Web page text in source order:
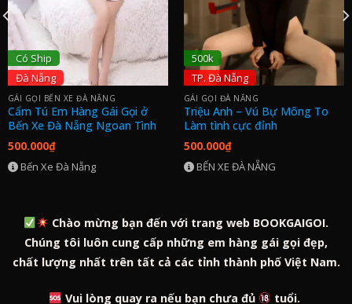
Có Ship
Đà Nẵng
GÁI GỌI BẾN XE ĐÀ NẴNG
Cẩm Tú Em Hàng Gái Gọi ở
Bến Xe Đà Nẵng Ngoan Tình
500.000₫
Bến Xe Đà Nẵng
500k
TP. Đà Nẵng
GÁI GỌI ĐÀ NẴNG
Triệu Anh – Vú Bự Mông To
Làm tình cực đỉnh
500.000₫
BẾN XE ĐÀ NẴNG
Chào mừng bạn đến với trang web BOOKGAIGOI.
Chúng tôi luôn cung cấp những em hàng gái gọi đẹp,
chất lượng nhất trên tất cả các tỉnh thành phố Việt Nam.
Vui lòng quay ra nếu bạn chưa đủ tuổi.